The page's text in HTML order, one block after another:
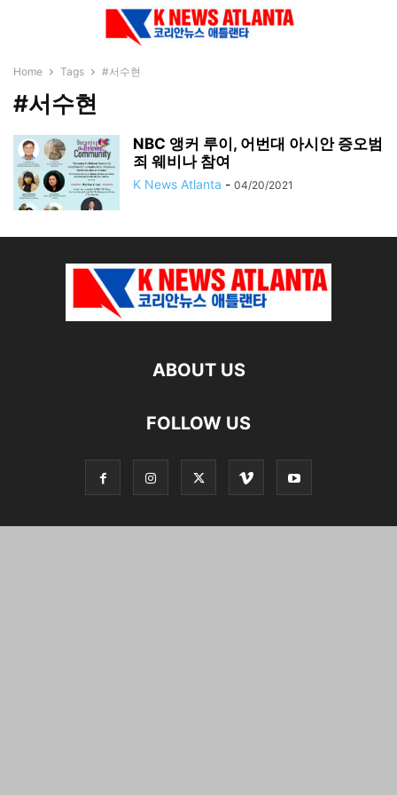
Home Tags #서수현
#서수현
NBC 앵커 루이, 어번대 아시안 증오범
죄 웨비나 참여
K News Atlanta - 04/20/2021
ABOUT US
FOLLOW US